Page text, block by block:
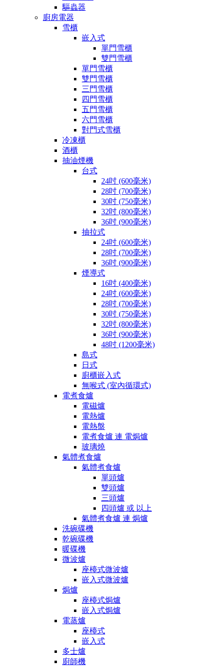
驅蟲器
廚房電器
雪櫃
嵌入式
單門雪櫃
雙門雪櫃
單門雪櫃
雙門雪櫃
三門雪櫃
四門雪櫃
五門雪櫃
六門雪櫃
對門式雪櫃
冷凍櫃
酒櫃
抽油煙機
台式
24吋 (600毫米)
28吋 (700毫米)
30吋 (750毫米)
32吋 (800毫米)
36吋 (900毫米)
抽拉式
24吋 (600毫米)
28吋 (700毫米)
36吋 (900毫米)
煙導式
16吋 (400毫米)
24吋 (600毫米)
28吋 (700毫米)
30吋 (750毫米)
32吋 (800毫米)
36吋 (900毫米)
48吋 (1200毫米)
島式
日式
廚櫃嵌入式
無喉式 (室內循環式)
電煮食爐
電磁爐
電熱爐
電熱盤
電煮食爐 連 電焗爐
玻璃燒
氣體煮食爐
氣體煮食爐
單頭爐
雙頭爐
三頭爐
四頭爐 或 以上
氣體煮食爐 連 焗爐
洗碗碟機
乾碗碟機
暖碟機
微波爐
座檯式微波爐
嵌入式微波爐
焗爐
座檯式焗爐
嵌入式焗爐
電蒸爐
座檯式
嵌入式
多士爐
廚師機